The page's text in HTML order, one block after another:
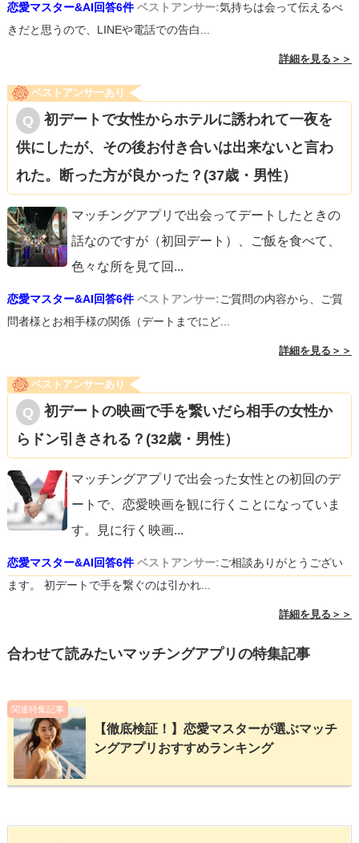
恋愛マスター&AI回答6件 ベストアンサー:気持ちは会って伝えるべ
きだと思うので、LINEや電話での告白...
詳細を見る＞＞
ベストアンサーあり
初デートで女性からホテルに誘われて一夜を
供にしたが、その後お付き合いは出来ないと言わ
れた。断った方が良かった？(37歳・男性）
マッチングアプリで出会ってデートしたときの
話なのですが（初回デート）、ご飯を食べて、
色々な所を見て回 ...
恋愛マスター&AI回答6件 ベストアンサー:ご質問の内容から、ご質
問者様とお相手様の関係（デートまでにど...
詳細を見る＞＞
ベストアンサーあり
初デートの映画で手を繋いだら相手の女性か
らドン引きされる？(32歳・男性）
マッチングアプリで出会った女性との初回のデ
ートで、恋愛映画を観に行くことになっていま
す。見に行く映画...
恋愛マスター&AI回答6件 ベストアンサー:ご相談ありがとうござい
ます。 初デートで手を繋ぐのは引かれ...
詳細を見る＞＞
合わせて読みたいマッチングアプリの特集記事
関連特集記事
【徹底検証！】恋愛マスターが選ぶマッチ
ングアプリおすすめランキング